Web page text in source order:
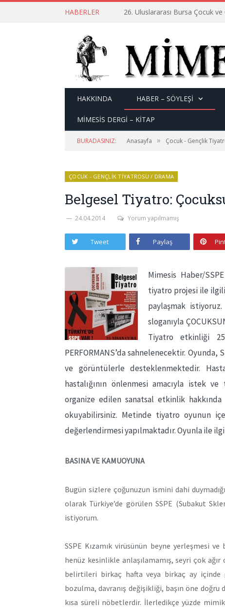
HABERLER 26. Uluslararası Bursa Çocuk
HAKKINDA HABER – SÖYLEŞI
MİMESİS DERGİ – KİTAP
BURADASINIZ: Anasayfa » Çocuk - Gençlik
ÇOCUK - GENÇLIK TIYATROSU / DRAMA
Belgesel Tiyatro:
24.04.2014 Yorum yapılmamış
Tweet Paylaş
Mimesis Haber/
tiyatro projesi ile
paylaşmak istiyoruz.
sloganıyla
Tiyatro etkinliği
PERFORMANS’da sahnelenecektir. Oyunda,
ve görüntülerle desteklenmektedir.
hastalığının önlenmesi amacıyla istek
organize edilen sanatsal etkinlik hakkında
okuyabilirsiniz. Metinde tiyatro oyunun
değerlendirmesi yapılmaktadır. Oyunla ile
BASINA VE KAMUOYUNA
Bugün sizlere çoğunuzun ismini dahi
olarak Türkiye’de görülen SSPE (Subakut
istiyorum.
SSPE Kızamık virüsünün beyne yerleşmesi
henüz kesinlikle anlaşılamamış, seyri çok
belirtileri birkaç hafta veya birkaç ay içinde
bozulma, davranış değişikliği, başın öne
kısa süreli nöbetlerdir. İlerledikçe yüzde